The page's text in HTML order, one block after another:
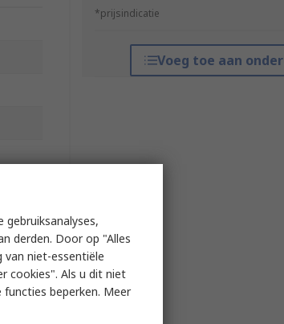
*prijsindicatie
Voeg toe aan
derden. Door op "Alles
niet-essentiële
cookies". Als u dit niet
beperken. Meer